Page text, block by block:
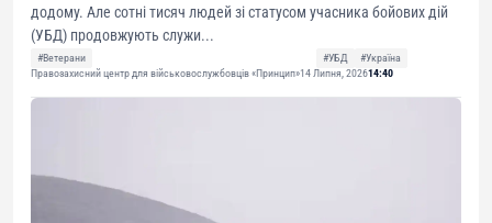
додому. Але сотні тисяч людей зі статусом учасника бойових дій
(УБД) продовжують служи...
#Ветерани #УБД
#Україна
Правозахисний центр для військовослужбовців «Принцип»14 Липня, 202614:40